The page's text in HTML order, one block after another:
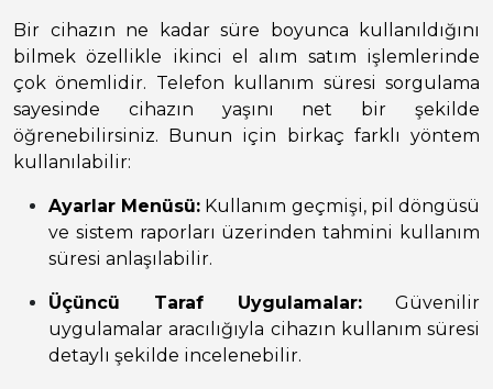
Bir cihazın ne kadar süre boyunca kullanıldığını
bilmek özellikle ikinci el alım satım işlemlerinde
çok önemlidir. Telefon kullanım süresi sorgulama
sayesinde cihazın yaşını net bir şekilde
öğrenebilirsiniz. Bunun için birkaç farklı yöntem
kullanılabilir:
Ayarlar Menüsü: Kullanım geçmişi, pil döngüsü
ve sistem raporları üzerinden tahmini kullanım
süresi anlaşılabilir.
Üçüncü Taraf Uygulamalar: Güvenilir
uygulamalar aracılığıyla cihazın kullanım süresi
detaylı şekilde incelenebilir.